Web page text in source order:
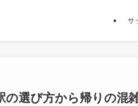
サ
選び方から帰りの混